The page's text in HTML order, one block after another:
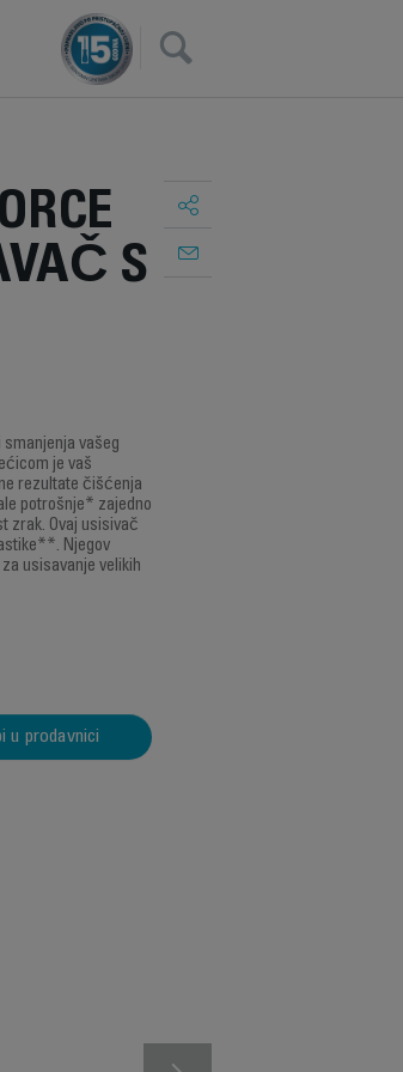
×
S
vašeg
je vaš
rezultate čišćenja
potrošnje* zajedno
zrak. Ovaj usisivač
Njegov
usisavanje velikih
u prodavnici